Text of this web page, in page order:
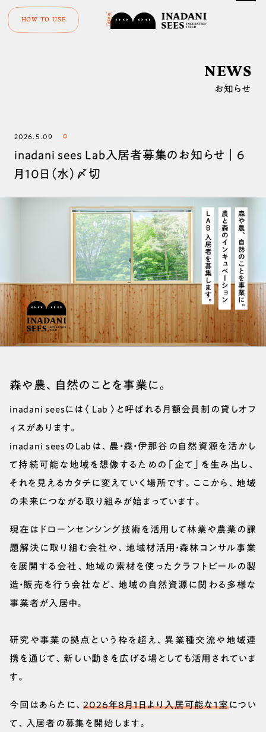
HOW TO USE
NEWS
お知らせ
2026.5.09
inadani sees Lab入居者募集のお知らせ｜6
月10日（水）〆切
森や農、自然のことを事業に。
inadani seesには〈 Lab 〉と呼ばれる月額会員制の貸しオフ
ィスがあります。
inadani seesのLabは、農・森・伊那谷の自然資源を活かし
て持続可能な地域を想像するための「企て」を生み出し、
それを見えるカタチに変えていく場所です。ここから、地域
の未来につながる取り組みが始まっています。
現在はドローンセンシング技術を活用して林業や農業の課
題解決に取り組む会社や、地域材活用・森林コンサル事業
を展開する会社、地域の素材を使ったクラフトビールの製
造・販売を行う会社など、地域の自然資源に関わる多様な
事業者が入居中。
研究や事業の拠点という枠を超え、異業種交流や地域連
携を通じて、新しい動きを広げる場としても活用されていま
す。
今回はあらたに、2026年8月1日より入居可能な1室につい
て、入居者の募集を開始します。